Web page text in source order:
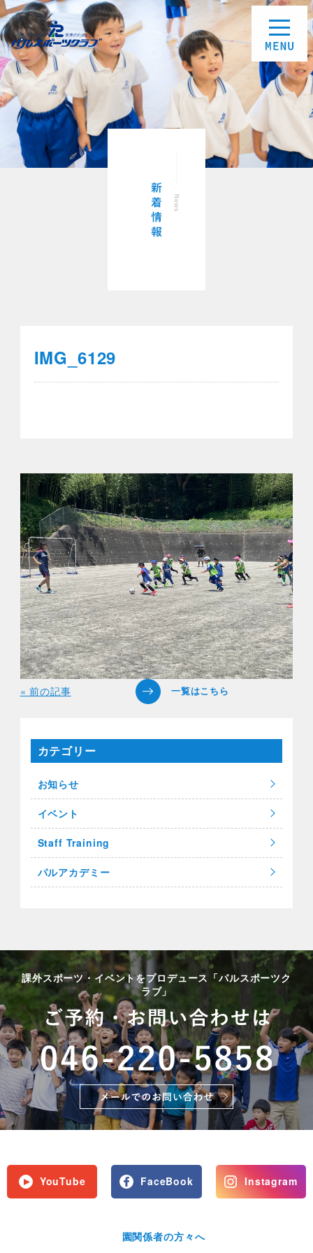
IMG_6129
« 前の記事
カテゴリー
お知らせ
イベント
Staff Training
パルアカデミー
課外スポーツ・イベントをプロデュース「パルスポーツク
ラブ」
YouTube FaceBook Instagram
園関係者の方々へ